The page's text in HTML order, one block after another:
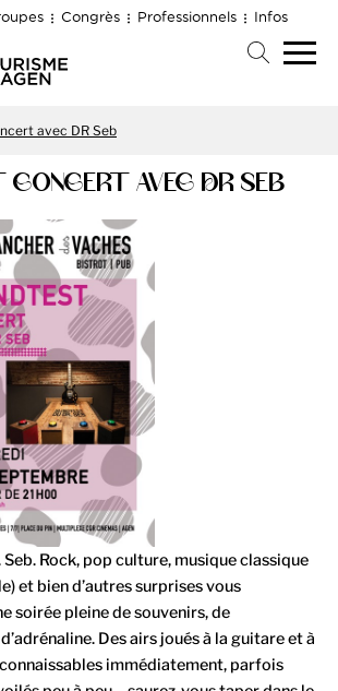
Congrès Professionnels
Infos
avec DR Seb
CONCERT AVEC DR SEB
Rock, pop culture, musique classique
et bien d’autres surprises vous
soirée pleine de souvenirs, de
Des airs joués à la guitare et à
immédiatement, parfois